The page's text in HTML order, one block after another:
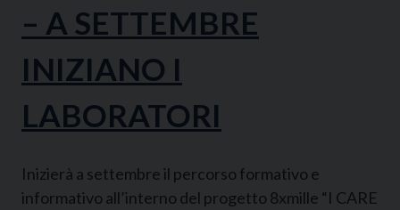
– A SETTEMBRE
INIZIANO I
LABORATORI
Inizierà a settembre il percorso formativo e
informativo all’interno del progetto 8xmille “I CARE